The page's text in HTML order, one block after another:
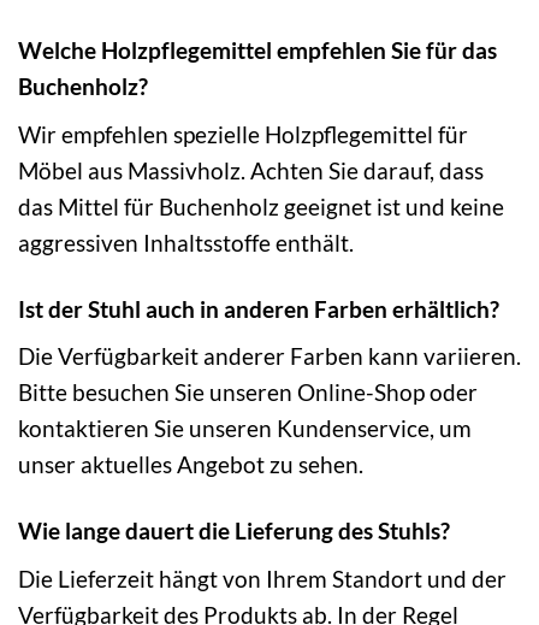
Welche Holzpflegemittel empfehlen Sie für das
Buchenholz?
Wir empfehlen spezielle Holzpflegemittel für
Möbel aus Massivholz. Achten Sie darauf, dass
das Mittel für Buchenholz geeignet ist und keine
aggressiven Inhaltsstoffe enthält.
Ist der Stuhl auch in anderen Farben erhältlich?
Die Verfügbarkeit anderer Farben kann variieren.
Bitte besuchen Sie unseren Online-Shop oder
kontaktieren Sie unseren Kundenservice, um
unser aktuelles Angebot zu sehen.
Wie lange dauert die Lieferung des Stuhls?
Die Lieferzeit hängt von Ihrem Standort und der
Verfügbarkeit des Produkts ab. In der Regel